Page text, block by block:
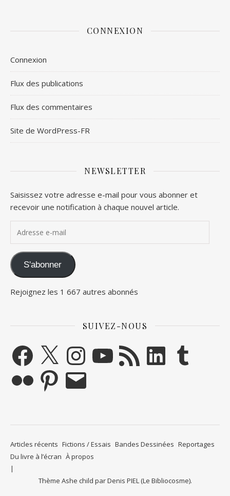
CONNEXION
Connexion
Flux des publications
Flux des commentaires
Site de WordPress-FR
NEWSLETTER
Saisissez votre adresse e-mail pour vous abonner et
recevoir une notification à chaque nouvel article.
S'abonner
Rejoignez les 1 667 autres abonnés
SUIVEZ-NOUS
Facebook
X InstagramYouTubeFlux RSSLinkedIn Tumblr
PinterestE-mail
Articles récents Fictions / Essais Bandes Dessinées Reportages
Du livre à l’écran À propos
Thème Ashe child parDenis PIEL (Le Bibliocosme).